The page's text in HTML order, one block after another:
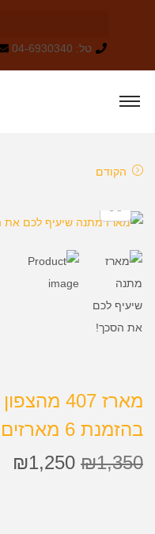
טל: 04-6930340
הקודם
מארז 407
בהזמנת 6 מארזים
₪1,350
₪1,250